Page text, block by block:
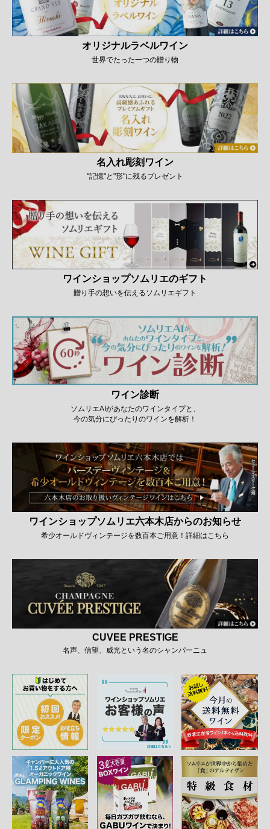
オリジナルラベルワイン
世界でたった一つの贈り物
名入れ彫刻ワイン
"記憶"と"形"に残るプレゼント
ワインショップソムリエのギフト
贈り手の想いを伝えるソムリエギフト
ワイン診断
ソムリエAIがあなたのワインタイプと、
今の気分にぴったりのワインを解析！
ワインショップソムリエ六本木店からのお知らせ
希少オールドヴィンテージを数百本ご用意！詳細はこちら
CUVEE PRESTIGE
名声、信望、威光という名のシャンパーニュ